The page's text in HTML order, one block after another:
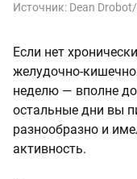
Источник: Dean
Если нет
желудочно-
неделю — вполне
остальные дни вы
разнообразно и
активность.